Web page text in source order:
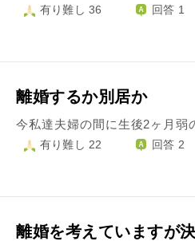
有り難し 36 回答 1
離婚するか別居か
有り難し 22 回答 2
離婚を考えていますが